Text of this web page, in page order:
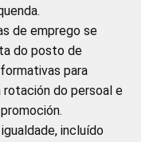
de emprego se
do posto de
para
rotación do persoal e
incluído